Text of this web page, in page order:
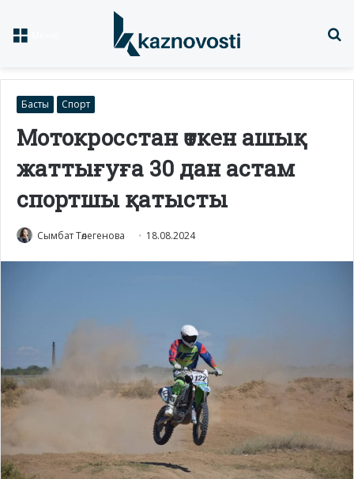
Басты Спорт
Мотокросстан өткен ашық
жаттығуға 30 дан астам
спортшы қатысты
Сымбат Төлегенова 18.08.2024